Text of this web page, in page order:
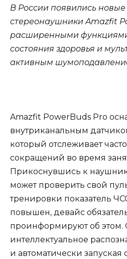
В России появились
стереонаушники Amazfit
расширенными
состояния здоровья и
активным
Amazfit PowerBuds Pro
внутриканальным
который отслеживает
сокращений во время
Прикоснувшись к
может проверить свой
тренировки показатель
повышен, девайс
проинформируют об этом.
интеллектуальное
и автоматически запуская